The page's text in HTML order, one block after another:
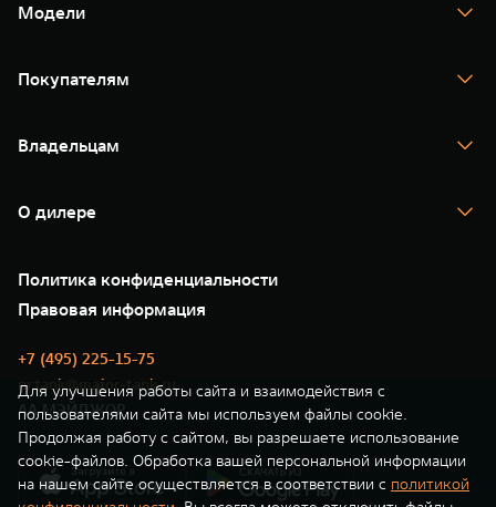
Модели
TANK 400
TANK 500
Покупателям
Тест-драйв
TANK Финансы
Корпоративным клиентам
Зарядные станции
Владельцам
Помощь на дороге
Новые цифровые сервисы TANK
Сервис
Нулевое ТО
Моторные масла
О дилере
35 лет GWM
GWM ТЕХ ДЕНЬ
Новости
Политика конфиденциальности
Правовая информация
+7 (495) 225-15-75
nr.tank@major-tank.ru
АА МЭЙДЖОР
Для улучшения работы сайта и взаимодействия с
пользователями сайта мы используем файлы cookie.
Продолжая работу с сайтом, вы разрешаете использование
cookie-файлов. Обработка вашей персональной информации
на нашем сайте осуществляется в соответствии с политикой